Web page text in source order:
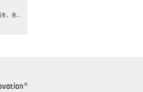
nuアドバイザー早見の家の話を、全4話でお届け。リノベーションを..